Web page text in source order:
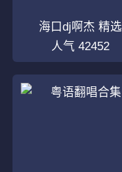
海口dj啊杰 精选
人气 42452